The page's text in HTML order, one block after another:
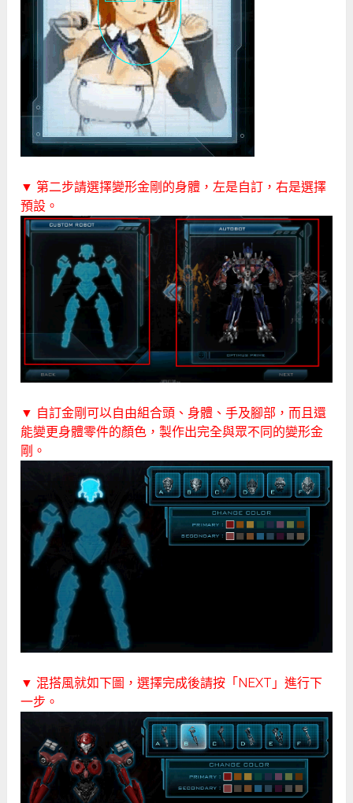
▼ 第二步請選擇變形金剛的身體，左是自訂，右是選擇
預設。
▼ 自訂金剛可以自由組合頭、身體、手及腳部，而且還
能變更身體零件的顏色，製作出完全與眾不同的變形金
剛。
▼ 混搭風就如下圖，選擇完成後請按「NEXT」進行下
一步。